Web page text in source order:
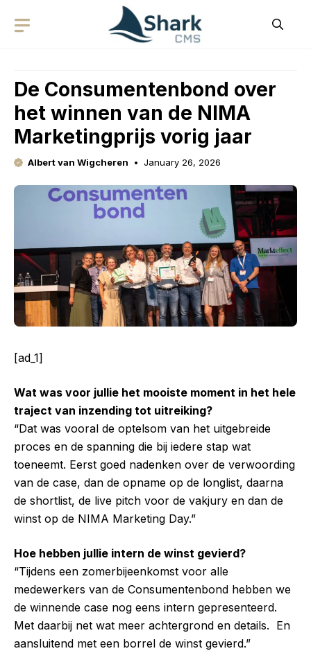
De Consumentenbond over
het winnen van de NIMA
Marketingprijs vorig jaar
Albert van Wigcheren January 26, 2026
[ad_1]
Wat was voor jullie het mooiste moment in het hele
traject van inzending tot uitreiking?
“Dat was vooral de optelsom van het uitgebreide
proces en de spanning die bij iedere stap wat
toeneemt. Eerst goed nadenken over de verwoording
van de case, dan de opname op de longlist, daarna
de shortlist, de live pitch voor de vakjury en dan de
winst op de NIMA Marketing Day.”
Hoe hebben jullie intern de winst gevierd?
“Tijdens een zomerbijeenkomst voor alle
medewerkers van de Consumentenbond hebben we
de winnende case nog eens intern gepresenteerd.
Met daarbij net wat meer achtergrond en details. En
aansluitend met een borrel de winst gevierd.”